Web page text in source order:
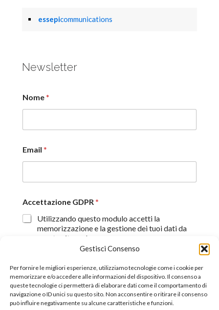
Gestisci Consenso
Per fornire le migliori esperienze, utilizziamo tecnologie come i cookie per
memorizzare e/o accedere alle informazioni del dispositivo. Il consenso a
queste tecnologie ci permetterà di elaborare dati come il comportamento di
navigazione o ID unici su questo sito. Non acconsentire o ritirare il consenso
può influire negativamente su alcune caratteristiche e funzioni.
essepicommunications
Newsletter
Nome*
Email *
Accettazione GDPR*
Utilizzando questo modulo accetti la
memorizzazione e la gestione dei tuoi dati da
questo sito web.
Proseguendo, dichiaro di aver preso visione
Invia